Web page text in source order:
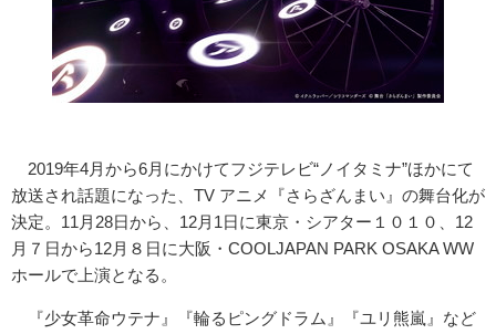
2019年4月から6月にかけてフジテレビ“ノイタミナ”ほかにて
放送され話題になった、TV アニメ『さらざんまい』の舞台化が
決定。11月28日から、12月1日に東京・シアター１０１０、12
月７日から12月８日に大阪・COOLJAPAN PARK OSAKA WW
ホールで上演となる。
『少女革命ウテナ』『輪るピングドラム』『ユリ熊嵐』など